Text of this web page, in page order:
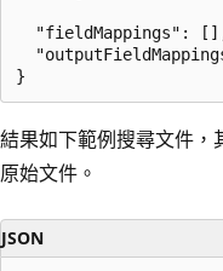
"fieldMappings":
結果如下範例搜尋文件
原始文件。
JSON